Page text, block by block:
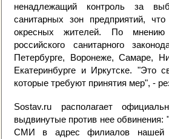
ненадлежащий контроль за
санитарных зон предприятий,
окресных жителей. По мнению
российского санитарного
Петербурге, Воронеже, Самаре,
Екатеринбурге и Иркутске. "Это
которые требуют принятия мер", -
Sostav.ru располагает
выдвинутые против нее обвинения: "
СМИ в адрес филиалов нашей